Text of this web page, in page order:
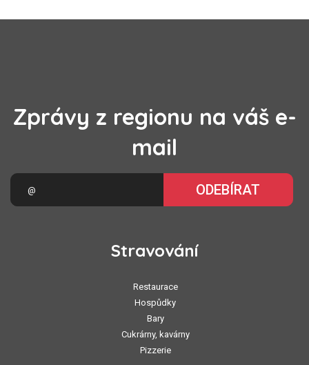
Zprávy z regionu na váš e-
mail
ODEBÍRAT
Stravování
Restaurace
Hospůdky
Bary
Cukrárny, kavárny
Pizzerie